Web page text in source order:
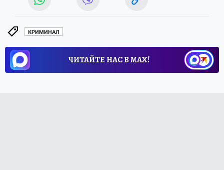
КРИМИНАЛ
ЧИТАЙТЕ НАС В МАХ!